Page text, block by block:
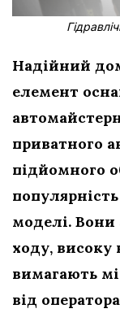
Надійний
елемент
приватного
підйомного
моделі. Вони
ходу, високу
вимагають
від